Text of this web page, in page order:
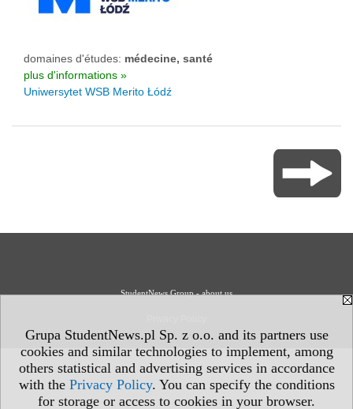
Grupa StudentNews.pl Sp. z o.o. and its partners use
cookies and similar technologies to implement, among
others statistical and advertising services in accordance
with the Privacy Policy. You can specify the conditions
for storage or access to cookies in your browser.
domaines d'études: médecine, santé
plus d'informations »
Uniwersytet WSB Merito Łódź
StudentNews Group - about us